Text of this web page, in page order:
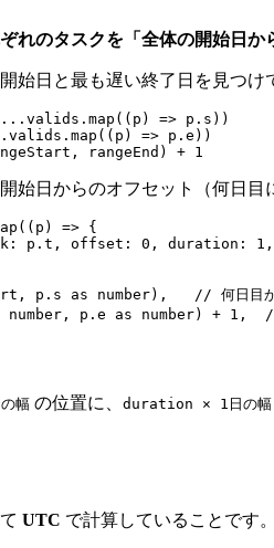
れのタスクを「全体の開始日
始日と最も遅い終了日を見つけ
=> p.s))
=> p.e))
始日からのオフセット（何日
=> {
p.t, offset: 0, duration:
p.s as number),   // 何日目
p.e as number) + 1,
幅 の位置に、 duration × 1日の幅
UTC で計算していることです。